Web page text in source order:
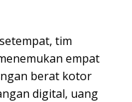
tim
empat
berat kotor
digital, uang